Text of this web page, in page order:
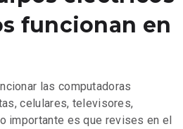
funcionan en
las computadoras
celulares, televisores,
importante es que revises en el